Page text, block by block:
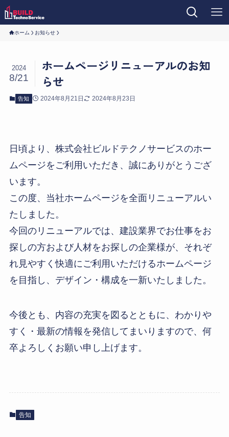
ホーム お知らせ
ホームページリニューアルのお知
らせ
2024
8/21
告知 2024年8月21日 2024年8月23日
日頃より、株式会社ビルドテクノサービスのホー
ムページをご利用いただき、誠にありがとうござ
います。
この度、当社ホームページを全面リニューアルい
たしました。
今回のリニューアルでは、建設業界でお仕事をお
探しの方および人材をお探しの企業様が、それぞ
れ見やすく快適にご利用いただけるホームページ
を目指し、デザイン・構成を一新いたしました。
今後とも、内容の充実を図るとともに、わかりや
すく・最新の情報を発信してまいりますので、何
卒よろしくお願い申し上げます。
告知